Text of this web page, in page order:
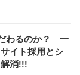
わるのか？ 一
イト採用とシ
消!!!